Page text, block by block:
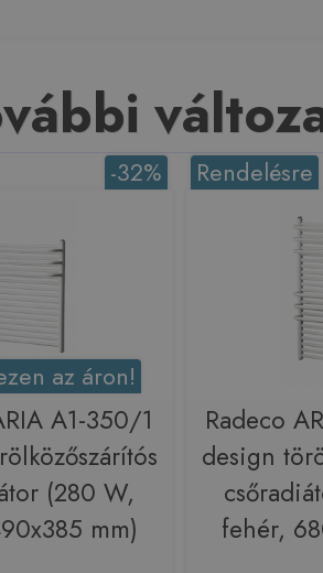
-32%
az áron!
A1-350/1
(280 W,
mm)
Rendelésre
Radeco
design
fehér,